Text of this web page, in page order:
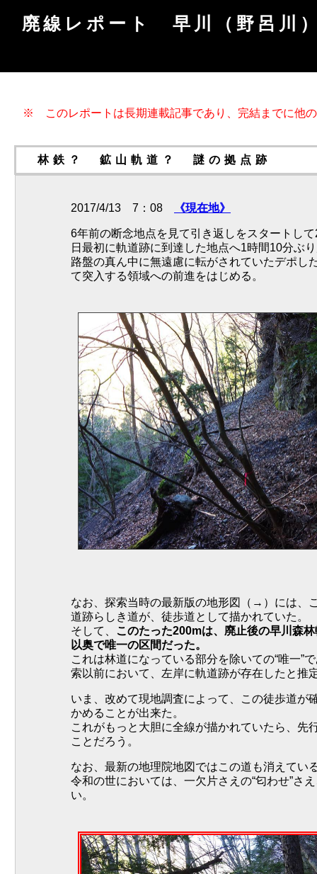
廃線レポート 早川（野呂川
※ このレポートは長期連載記事であり、完結までに他の
林鉄？ 鉱山軌道？ 謎の拠点跡
2017/4/13 7：08 《現在地》
6年前の断念地点を見て引き返しをスタートし
日最初に軌道跡に到達した地点へ1時間10分ぶ
路盤の真ん中に無遠慮に転がされていたデポし
て突入する領域への前進をはじめる。
なお、探索当時の最新版の地形図（→）には、
道跡らしき道が、徒歩道として描かれていた。
そして、
このたった200mは、廃止後の早川森
以奥で唯一の区間だった。
これは林道になっている部分を除いての“唯一”
索以前において、左岸に軌道跡が存在したと推
いま、改めて現地調査によって、この徒歩道が
かめることが出来た。
これがもっと大胆に全線が描かれていたら、先
ことだろう。
なお、最新の地理院地図ではこの道も消えてい
令和の世においては、一欠片さえの“匂わせ”さ
い。